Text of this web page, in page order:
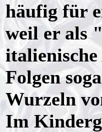
häufig für
weil er als
Folgen
Wurzeln
Im